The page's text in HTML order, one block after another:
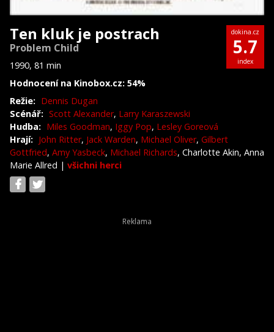
Ten kluk je postrach
Problem Child
1990, 81 min
Hodnocení na Kinobox.cz: 54%
dokina.cz
5.7
index
Režie: Dennis Dugan
Scénář: Scott Alexander, Larry Karaszewski
Hudba: Miles Goodman, Iggy Pop, Lesley Goreová
Hrají: John Ritter, Jack Warden, Michael Oliver, Gilbert
Gottfried, Amy Yasbeck, Michael Richards, Charlotte Akin, Anna
Marie Allred | všichni herci